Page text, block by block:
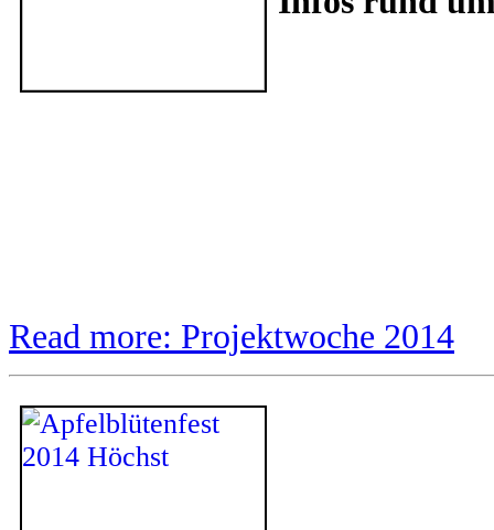
Read more: Projektwoche 2014